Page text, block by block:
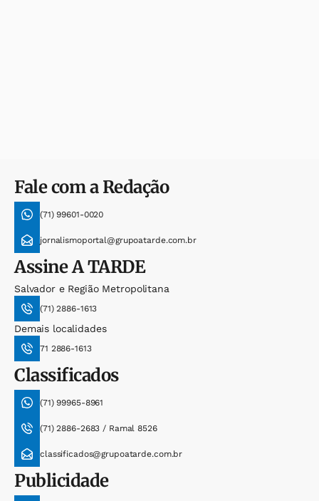
Fale com a Redação
(71) 99601-0020
jornalismoportal@grupoatarde.com.br
AssineA TARDE
Salvador e Região Metropolitana
(71) 2886-1613
Demais localidades
71 2886-1613
Classificados
(71) 99965-8961
(71) 2886-2683 / Ramal 8526
classificados@grupoatarde.com.br
Publicidade